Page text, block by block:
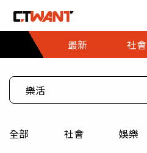
最新
社會
全部 社會 娛樂